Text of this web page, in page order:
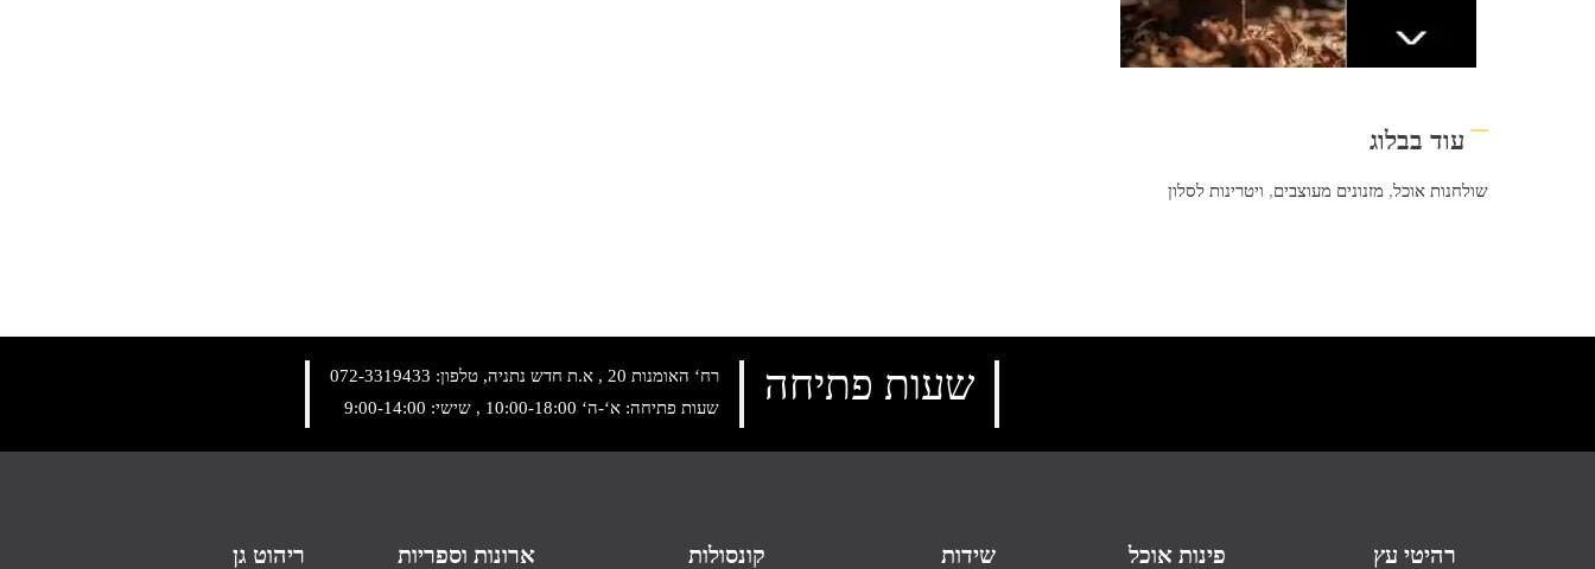
עוד בבלוג
שולחנות אוכל, מזנונים מעוצבים, ויטרינות לסלון
רח‘ האומנות 20 , א.ת חדש נתניה, טלפון:
072-3319433
שעות פתיחה: א‘-ה‘ 10:00-18:00 , שישי: 9:00-14:00
שעות פתיחה
רהיטי עץ פינות אוכל שידות קונסולות ארונות וספריות ריהוט גן